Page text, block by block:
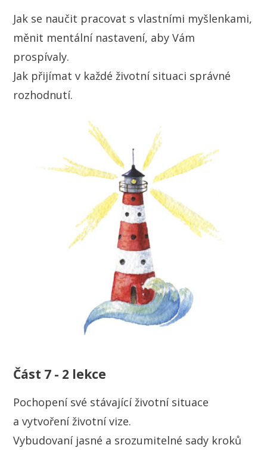
Jak se naučit pracovat s vlastními myšlenkami,
měnit mentální nastavení, aby Vám
prospívaly.
Jak přijímat v každé životní situaci správné
rozhodnutí.
Část 7 - 2 lekce
Pochopení své stávající životní situace
a vytvoření životní vize.
Vybudovaní jasné a srozumitelné sady kroků